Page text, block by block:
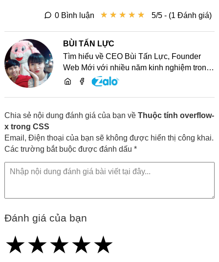
★ ★ ★ ★ ★
★ ★ ★ ★ ★ 5/5 - (1 Đánh giá)
0 Bình luận
BÙI TẤN LỰC
Tìm hiểu về CEO Bùi Tấn Lực, Founder
Web Mới với nhiều năm kinh nghiệm trong
lĩnh vực phát triển website, SEO và chia sẻ
Chia sẻ nội dung đánh giá của bạn về Thuộc tính overflow-
x trong CSS
Email, Điện thoại của bạn sẽ không được hiển thị công khai.
Các trường bắt buộc được đánh dấu *
Đánh giá của bạn
★
★★
★★★
★★★★
★★★★★